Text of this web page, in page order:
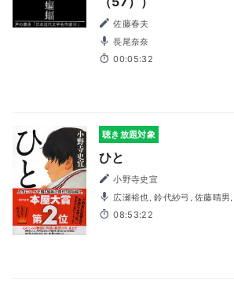
佐藤春夫
長尾奈奈
00:05:32
聴き放題対象
ひと
小野寺史宜
洋平, 藤田曜子, 依田菜津, 李ふぁみ
08:53:22